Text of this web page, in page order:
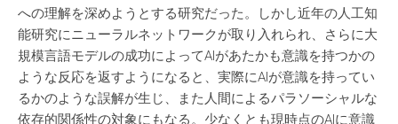
への理解を深めようとする研究だった。しかし近年の人工知
能研究にニューラルネットワークが取り入れられ、さらに大
規模言語モデルの成功によってAIがあたかも意識を持つかの
ような反応を返すようになると、実際にAIが意識を持ってい
るかのような誤解が生じ、また人間によるパラソーシャルな
依存的関係性の対象にもなる。少なくとも現時点のAIに意識